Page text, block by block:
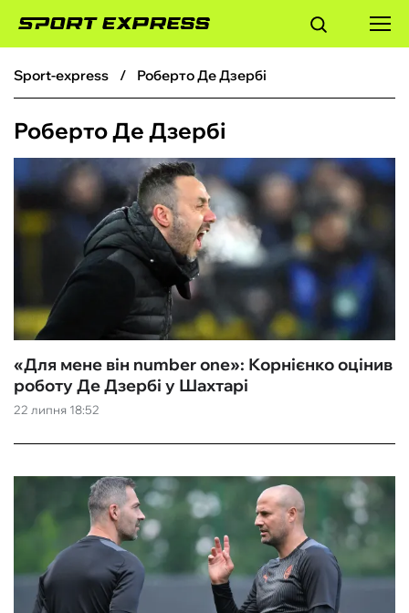
ФУТБОЛ
БАСКЕТБОЛ
БОКС
ТЕНІС
КІБЕРСПОРТ
ЧС-2026
ФУТЗАЛ
БУКМЕКЕРИ
sport-express Роберто Де Дзербі
Роберто Де Дзербі
22 липня 18:52
«Для мене він number one»: Корнієнко оцінив
роботу Де Дзербі у Шахтарі